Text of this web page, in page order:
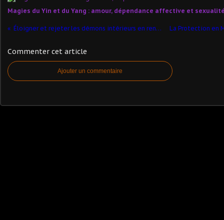
Magies du Yin et du Yang : amour, dépendance affective et
Éloigner et rejeter les démons intérieurs en renforçant sa volonté via les rituels
Commenter cet article
Ajouter un commentaire